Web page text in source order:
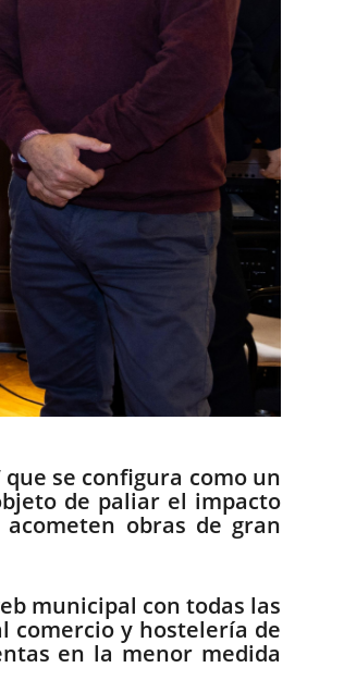
que se configura como un
de paliar el impacto
obras de gran
municipal con todas las
comercio y hostelería de
en la menor medida